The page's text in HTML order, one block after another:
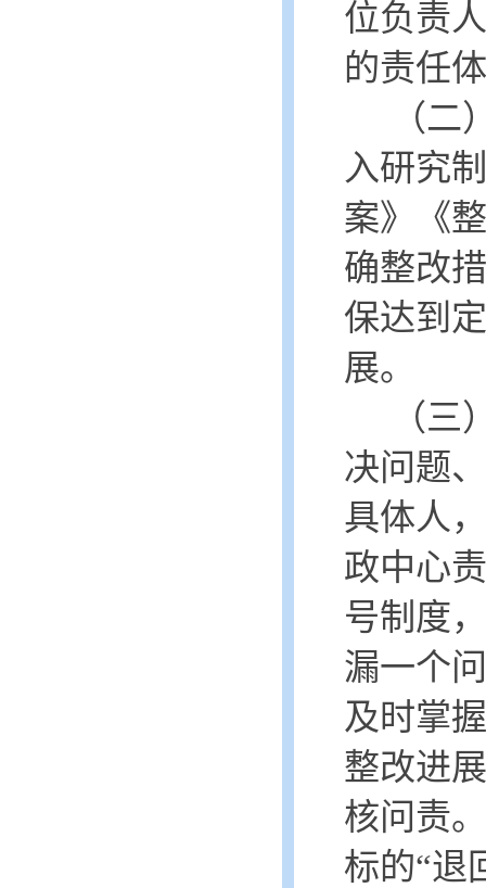
位负责
的责任
（
入研究
案》《
确整改
保达到
展。
（
决问题
具体人
政中心
号制度
漏一个
及时掌
整改进
核问责
标的“退